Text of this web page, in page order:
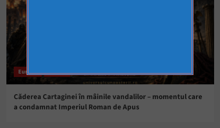
Europa Istorie
Căderea Cartaginei în mâinile vandalilor – momentul care
a condamnat Imperiul Roman de Apus